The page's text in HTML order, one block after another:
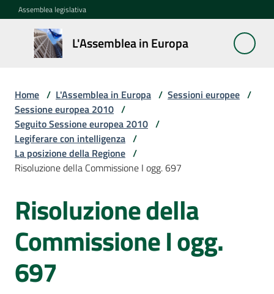
Vai al contenuto
Vai alla navigazione
Vai al footer
Assemblea legislativa
L'Assemblea in Europa
L'Assemblea
in Europa
Cos'è
la
Sessione
europea
Rete
europea
regionale
Le
Sessioni
Home / L'Assemblea in Europa / Sessioni europee /
Sessione europea 2010 /
Seguito Sessione europea 2010 /
Legiferare con intelligenza /
La posizione della Regione /
Risoluzione della Commissione I ogg. 697
Risoluzione della
Commissione I ogg.
697